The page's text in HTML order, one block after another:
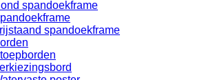
spandoekframe
spandoekframe